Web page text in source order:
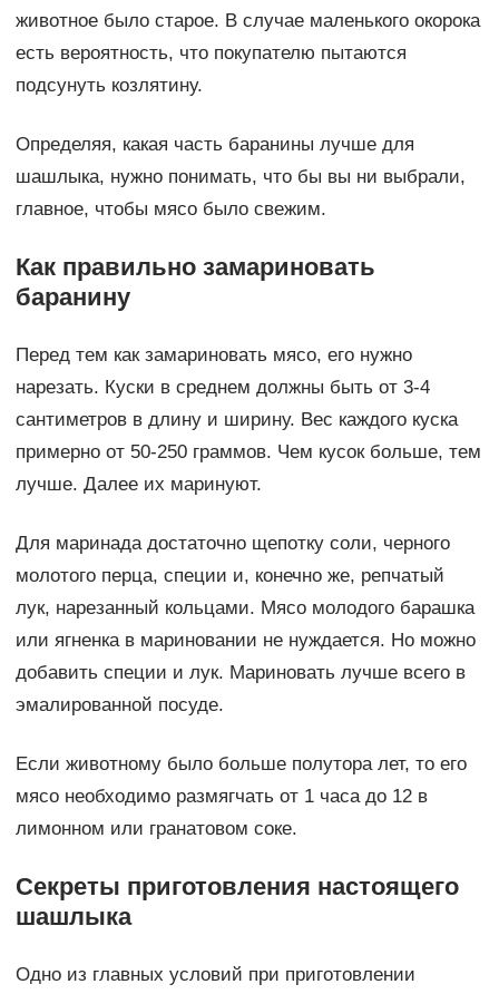
животное было старое. В случае маленького окорока
есть вероятность, что покупателю пытаются
подсунуть козлятину.
Определяя, какая часть баранины лучше для
шашлыка, нужно понимать, что бы вы ни выбрали,
главное, чтобы мясо было свежим.
Как правильно замариновать
баранину
Перед тем как замариновать мясо, его нужно
нарезать. Куски в среднем должны быть от 3-4
сантиметров в длину и ширину. Вес каждого куска
примерно от 50-250 граммов. Чем кусок больше, тем
лучше. Далее их маринуют.
Для маринада достаточно щепотку соли, черного
молотого перца, специи и, конечно же, репчатый
лук, нарезанный кольцами. Мясо молодого барашка
или ягненка в мариновании не нуждается. Но можно
добавить специи и лук. Мариновать лучше всего в
эмалированной посуде.
Если животному было больше полутора лет, то его
мясо необходимо размягчать от 1 часа до 12 в
лимонном или гранатовом соке.
Секреты приготовления настоящего
шашлыка
Одно из главных условий при приготовлении